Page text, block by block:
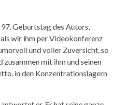
Geburtstag des Autors,
wir ihm per Videokonferenz
und voller Zuversicht, so
mit ihm und seinen
in den Konzentrationslagern